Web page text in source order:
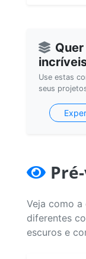
Use estas
seus
Veja como a
diferentes
escuros e